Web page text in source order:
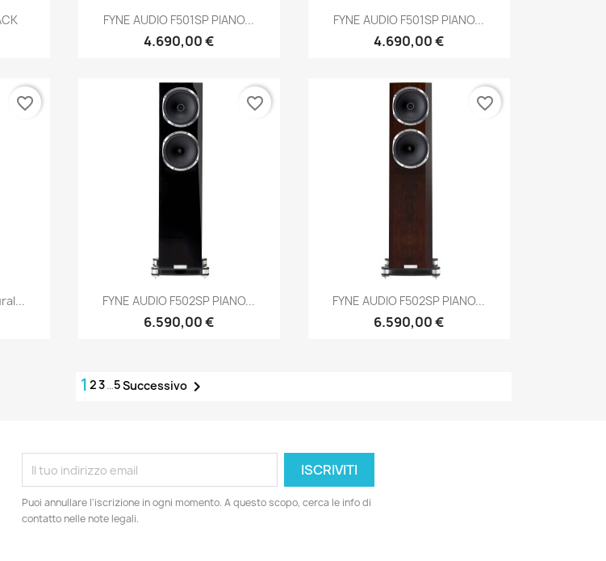
Anteprima
FYNE AUDIO F501SP PIANO...
4.690,00 €
Anteprima
FYNE AUDIO F501SP PIANO...
4.690,00 €
favorite_border
Anteprima
FYNE AUDIO F502SP PIANO...
6.590,00 €
favorite_border
Anteprima
FYNE AUDIO F502SP PIANO...
6.590,00 €
favorite_border
1 23…5Successivo
Puoi annullare l'iscrizione in ogni momento. A questo scopo, cerca le info di
contatto nelle note legali.